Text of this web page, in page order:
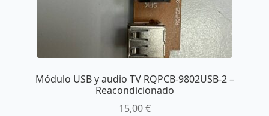
Módulo USB y audio TV RQPCB-9802USB-2 –
Reacondicionado
15,00€